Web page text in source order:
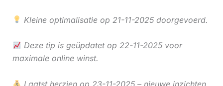
Kleine optimalisatie op 21-11-2025 doorgevoerd.
Deze tip is geüpdatet op 22-11-2025 voor
maximale online winst.
Laatst herzien op 23-11-2025 – nieuwe inzichten